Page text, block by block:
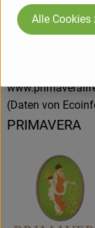
unermesslichen
schenken Ihnen
Kontrollnummer
(Daten von
PRIMAVERA
Alle Cookies